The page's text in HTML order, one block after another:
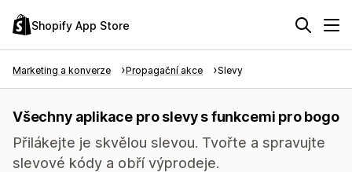
Shopify App Store
Marketing a konverze Propagační akce Slevy
Všechny aplikace pro slevy s funkcemi pro bogo
Přilákejte je skvělou slevou. Tvořte a spravujte
slevové kódy a obří výprodeje.